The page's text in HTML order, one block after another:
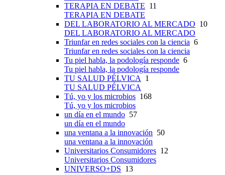
TERAPIA EN DEBATE 11
TERAPIA EN DEBATE
DEL LABORATORIO AL MERCADO 10
DEL LABORATORIO AL MERCADO
Triunfar en redes sociales con la ciencia 6
Triunfar en redes sociales con la ciencia
Tu piel habla, la podología responde 6
Tu piel habla, la podología responde
TU SALUD PÉLVICA 1
TU SALUD PÉLVICA
Tú, yo y los microbios 168
Tú, yo y los microbios
un día en el mundo 57
un día en el mundo
una ventana a la innovación 50
una ventana a la innovación
Universitarios Consumidores 12
Universitarios Consumidores
UNIVERSO+DS 13